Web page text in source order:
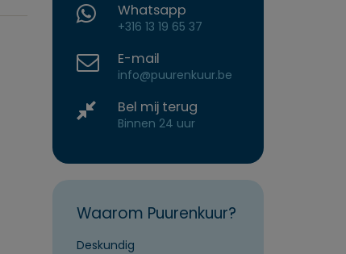
Whatsapp
+316 13 19 65 37
E-mail
info@puurenkuur.be
Bel mij terug
Binnen 24 uur
Waarom Puurenkuur?
Deskundig